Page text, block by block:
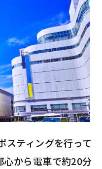
スティングを行って
心から電車で約20分